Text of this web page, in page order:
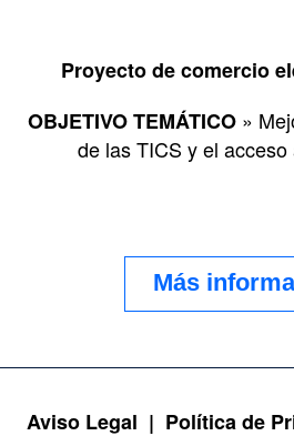
Proyecto de comercio
OBJETIVO TEMÁTICO »
de las TICS y el acceso
Más
Aviso Legal | Política de